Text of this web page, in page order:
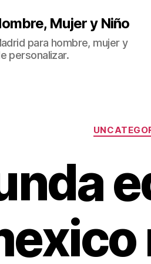
Mujer y Niño
para hombre, mujer y
personalizar.